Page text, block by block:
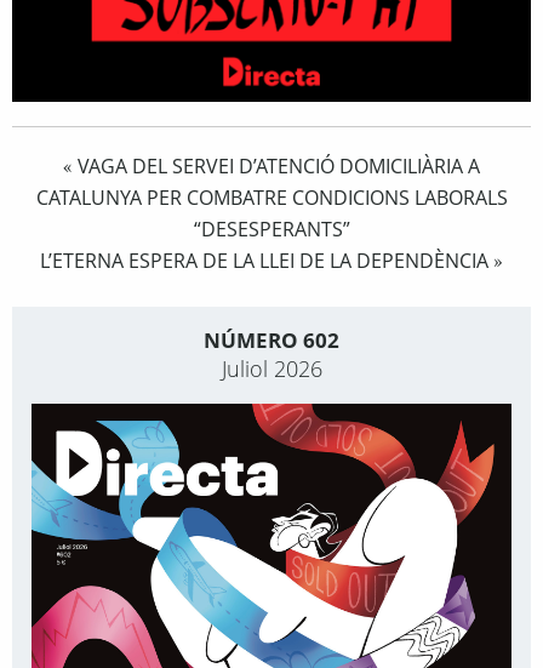
« VAGA DEL SERVEI D’ATENCIÓ DOMICILIÀRIA A
CATALUNYA PER COMBATRE CONDICIONS LABORALS
“DESESPERANTS”
L’ETERNA ESPERA DE LA LLEI DE LA DEPENDÈNCIA »
NÚMERO 602
Juliol 2026